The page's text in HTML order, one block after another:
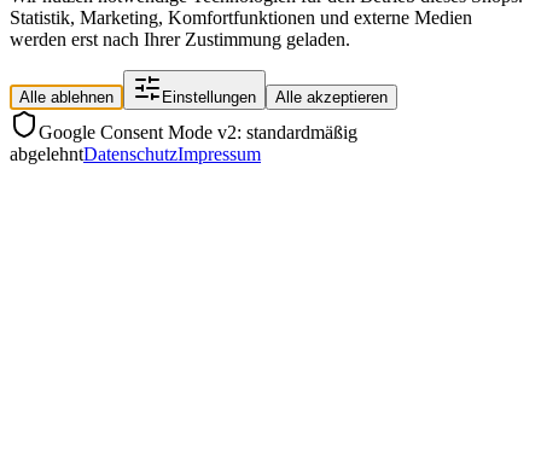
Statistik, Marketing, Komfortfunktionen und externe Medien
werden erst nach Ihrer Zustimmung geladen.
Alle ablehnen Einstellungen Alle akzeptieren
Google Consent Mode v2: standardmäßig
abgelehntDatenschutzImpressum